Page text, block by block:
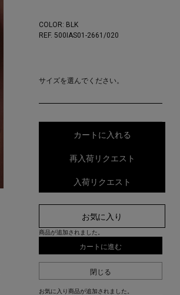
COLOR: BLK
REF. 500IAS01-2661/020
サイズを選んでください。
カートに入れる
再入荷リクエスト
入荷リクエスト
お気に入り
商品が追加されました。
カートに進む
閉じる
お気に入り商品が追加されました。